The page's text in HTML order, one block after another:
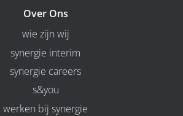
Over Ons
wie zijn wij
synergie interim
synergie careers
s&you
werken bij synergie